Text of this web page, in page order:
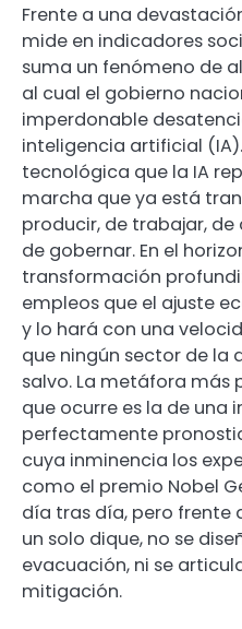
Frente a una
mide en indicadores
suma un fenómeno de
al cual el gobierno
imperdonable
inteligencia artificial
tecnológica que la IA
marcha que ya está
producir, de trabajar,
de gobernar. En el
transformación
empleos que el ajuste
y lo hará con una
que ningún sector de la
salvo. La metáfora más
que ocurre es la de una
perfectamente
cuya inminencia los
como el premio Nobel
día tras día, pero frente
un solo dique, no se
evacuación, ni se
mitigación.